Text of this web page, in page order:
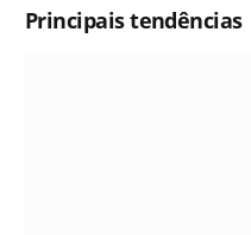
Principais tendências